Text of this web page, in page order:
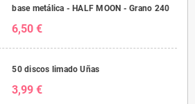
base metálica - HALF MOON - Grano 240
6,50 €
50 discos limado Uñas
3,99 €